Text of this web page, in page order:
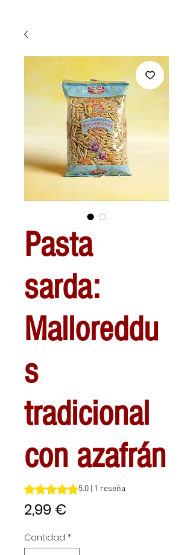
Pasta
sarda:
Malloreddu
s
tradicional
con azafrán
Según 1 reseña, la calificación es de
5.0 | 1 reseña
2,99 €
Cantidad *